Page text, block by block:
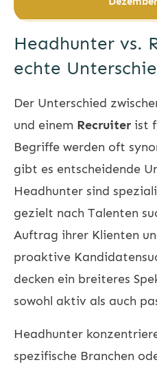
Headhunter vs.
echte
Der Unterschied
und einem Recruiter ist
Begriffe werden oft
gibt es entscheidende
Headhunter sind
gezielt nach Talenten
Auftrag ihrer Klienten
proaktive
decken ein breiteres
sowohl aktiv als auch
Headhunter
spezifische Branchen